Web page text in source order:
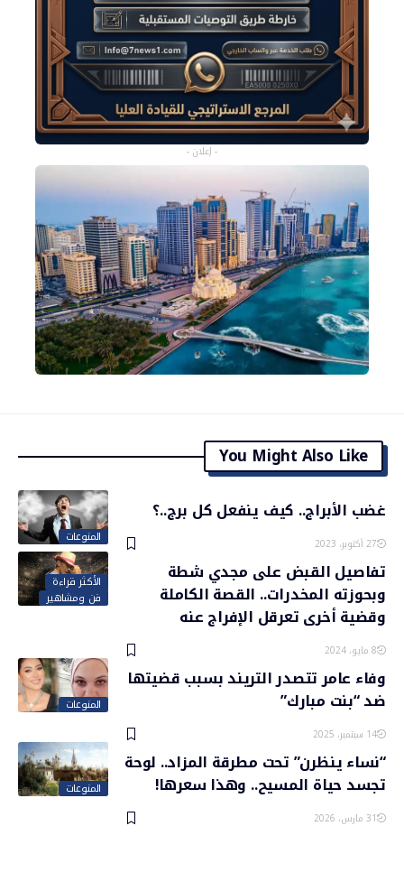
- إعلان -
You Might Also Like
المنوعات
غضب الأبراج.. كيف ينفعل كل برج..؟
27 أكتوبر، 2023
الأكثر قراءة
فن ومشاهير
تفاصيل القبض على مجدي شطة
وبحوزته المخدرات.. القصة الكاملة
وقضية أخرى تعرقل الإفراج عنه
8 مايو، 2024
المنوعات
وفاء عامر تتصدر التريند بسبب قضيتها
ضد “بنت مبارك”
14 سبتمبر، 2025
المنوعات
“نساء ينظرن” تحت مطرقة المزاد.. لوحة
تجسد حياة المسيح.. وهذا سعرها!
31 مارس، 2026